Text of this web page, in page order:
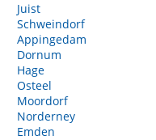
Juist
Schweindorf
Appingedam
Dornum
Hage
Osteel
Moordorf
Norderney
Emden